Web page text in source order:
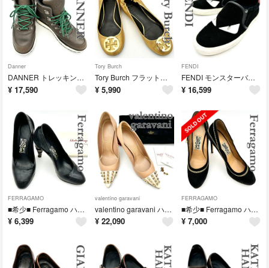
Danner
DANNER トレッキングブーツ 本革 ビブラムソール ブラウン 2443T
¥ 17,590
Tory Burch
Tory Burch フラットシューズ 本革 ゴールドロゴ ラウンドトゥ ゴールド 2442T
¥ 5,990
FENDI
FENDI モンスターバグズアイ スリッポン スエード スタッズ ブラック 2440T
¥ 16,599
FERRAGAMO
■希少■ Ferragamo ハイヒール 本革 スエード クロコ型押し パイソン柄 ブラック 2438T
¥ 6,399
valentino garavani
valentino garavani ハイヒール 本革 スタッズ キャップトゥ ポインテッドトゥ ピンクベージュ 2437T
¥ 22,090
FERRAGAMO
■希少■ Ferragamo ハイヒール スエード ファスナー ガンチーニ ブラック 2432T
¥ 7,000